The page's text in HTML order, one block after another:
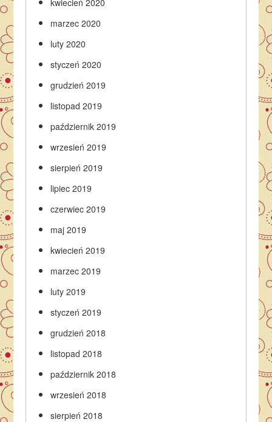
marzec 2020
luty 2020
styczeń 2020
grudzień 2019
listopad 2019
październik 2019
wrzesień 2019
sierpień 2019
lipiec 2019
czerwiec 2019
maj 2019
kwiecień 2019
marzec 2019
luty 2019
styczeń 2019
grudzień 2018
listopad 2018
październik 2018
wrzesień 2018
sierpień 2018